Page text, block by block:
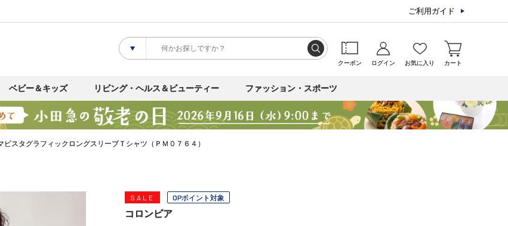
ご利用ガイド
クーポン ログイン お気に入り カート
ベビー＆キッズ リビング・ヘルス＆ビューティー ファッション・スポーツ
スタグラフィックロングスリーブＴシャツ（ＰＭ０７６４）
SALE OPポイント対象
コロンビア